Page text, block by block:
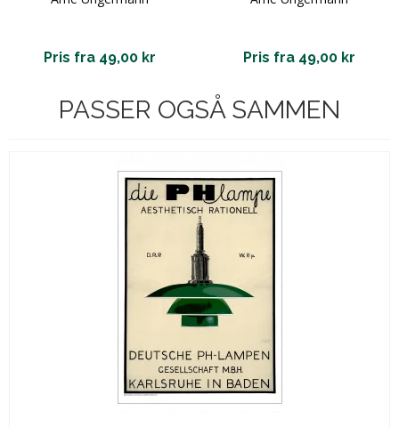
Pris fra 49,00 kr Pris fra 49,00 kr
PASSER OGSÅ SAMMEN